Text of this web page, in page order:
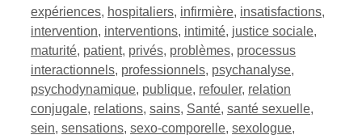
expériences, hospitaliers, infirmière, insatisfactions,
intervention, interventions, intimité, justice sociale,
maturité, patient, privés, problèmes, processus
interactionnels, professionnels, psychanalyse,
psychodynamique, publique, refouler, relation
conjugale, relations, sains, Santé, santé sexuelle,
sein, sensations, sexo-comporelle, sexologue,